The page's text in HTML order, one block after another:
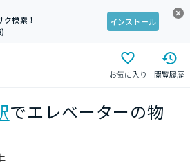
検索！
インストール
お気に入り 閲覧履歴
でエレベーターの物